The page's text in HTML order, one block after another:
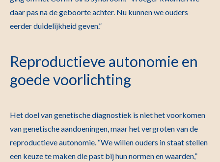
daar pas na de geboorte achter. Nu kunnen we ouders
eerder duidelijkheid geven.”
Reproductieve autonomie en
goede voorlichting
Het doel van genetische diagnostiek is niet het voorkomen
van genetische aandoeningen, maar het vergroten van de
reproductieve autonomie. “We willen ouders in staat stellen
een keuze te maken die past bij hun normen en waarden,”